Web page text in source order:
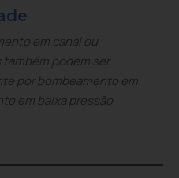
em canal ou
podem ser
por bombeamento em
em baixa pressão